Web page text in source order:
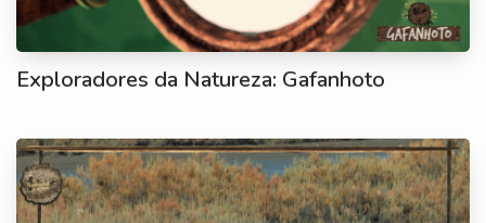
Exploradores da Natureza: Gafanhoto